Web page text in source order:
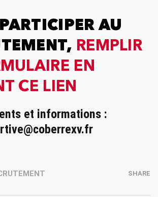
AU
REMPLIR
EN
CE LIEN
et informations :
SHARE